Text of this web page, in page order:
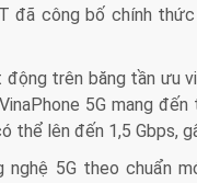
đã công bố chính
trên băng tần ưu
5G mang
lên đến 1,5 Gbps,
nghệ 5G theo chuẩn